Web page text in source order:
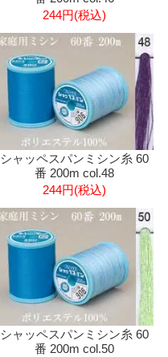
244円(税込)
シャッペスパンミシン糸 60
番 200m col.48
244円(税込)
シャッペスパンミシン糸 60
番 200m col.50